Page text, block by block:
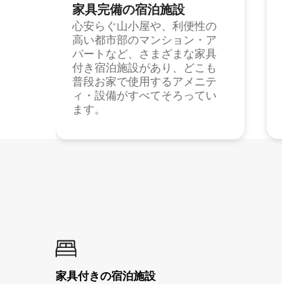
家具完備の宿⁠泊⁠施⁠設
心安らぐ山小屋や、利便性の
高い都市部のマンション・ア
パートなど、さまざまな家具
付き宿泊施設があり、どこも
普段お家で使用するアメニテ
ィ・設備がすべてそろってい
ます。
家具付き⁠の宿⁠泊⁠施⁠設